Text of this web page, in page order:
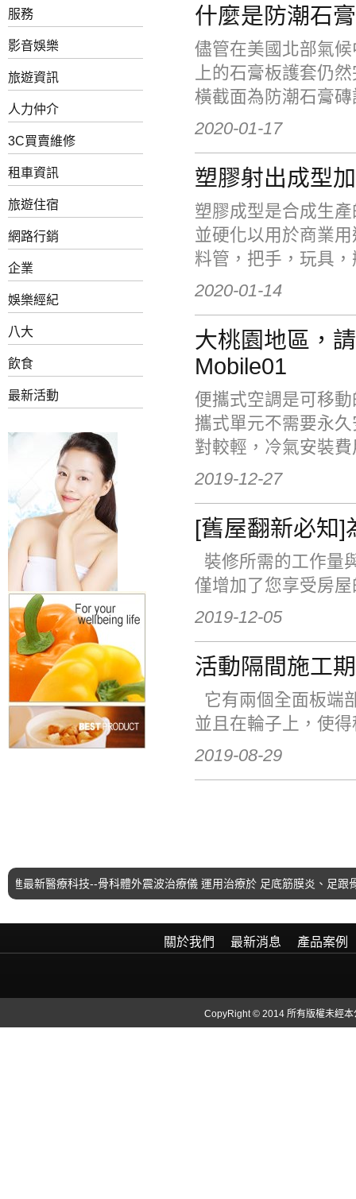
服務
影音娛樂
旅遊資訊
人力仲介
3C買賣維修
租車資訊
旅遊住宿
網路行銷
企業
娛樂經紀
八大
飲食
最新活動
什麼是防潮石
儘管在美國北部氣
上的石膏板護套仍
橫截面為防潮石膏磚
2020-01-17
塑膠射出成型
塑膠成型是合成生
並硬化以用於商業
料管，把手，玩具
2020-01-14
大桃園地區，
Mobile01
便攜式空調是可移
攜式單元不需要永
對較輕，冷氣安裝
2019-12-27
[舊屋翻新必知]
裝修所需的工作量
僅增加了您享受房
2019-12-05
活動隔間施工
它有兩個全面板端
並且在輪子上，使
2019-08-29
醫療科技--骨科體外震波治療儀 運用治療於 足底筋膜炎、足跟骨
關於我們 最新消息 產品案例
CopyRight © 2014 所有版權未經